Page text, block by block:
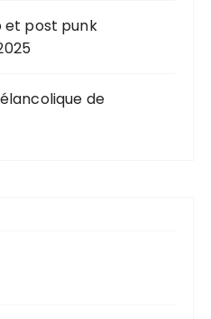
et post punk
de